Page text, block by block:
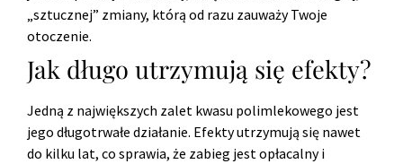
„sztucznej” zmiany, którą od razu zauważy Twoje
otoczenie.
Jak długo utrzymują się efekty?
Jedną z największych zalet kwasu polimlekowego jest
jego długotrwałe działanie. Efekty utrzymują się nawet
do kilku lat, co sprawia, że zabieg jest opłacalny i